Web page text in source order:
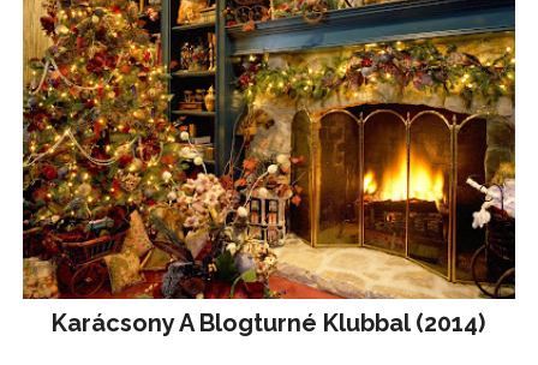
Karácsony A Blogturné Klubbal (2014)